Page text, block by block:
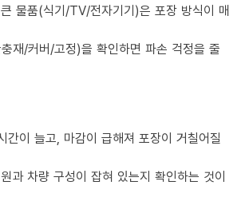
물품(식기/TV/전자기기)은 포장 방식이 매
재/커버/고정)을 확인하면 파손 걱정을 줄
간이 늘고, 마감이 급해져 포장이 거칠어질
과 차량 구성이 잡혀 있는지 확인하는 것이